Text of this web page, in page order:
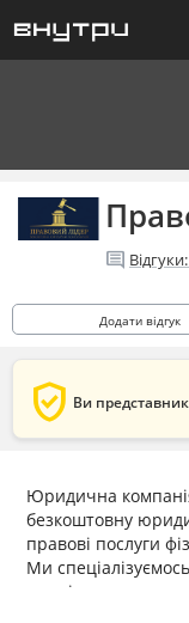
comment Відгуки:
Додати відгук
verified_user Ви представник
Юридична
безкоштовну
правові послуги
Ми
кримінальному,
цивільному та